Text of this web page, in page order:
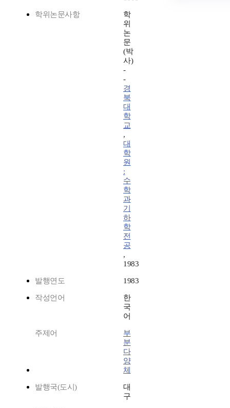
학위논문사항
학
위
논
문
(박
사)
-
-
경
북
대
학
교
,
대
학
원
:
수
학
과
기
하
학
전
공
,
1983
발행연도 1983
작성언어
한
국
어
주제어
부
분
다
양
체
발행국(도시)
대
구